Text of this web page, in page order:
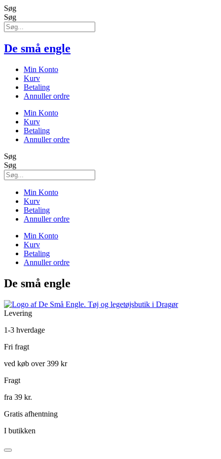
Søg
Søg
De små engle
Min Konto
Kurv
Betaling
Annuller ordre
Min Konto
Kurv
Betaling
Annuller ordre
Søg
Søg
Min Konto
Kurv
Betaling
Annuller ordre
Min Konto
Kurv
Betaling
Annuller ordre
De små engle
Levering
1-3 hverdage
Fri fragt
ved køb over 399 kr
Fragt
fra 39 kr.
Gratis afhentning
I butikken